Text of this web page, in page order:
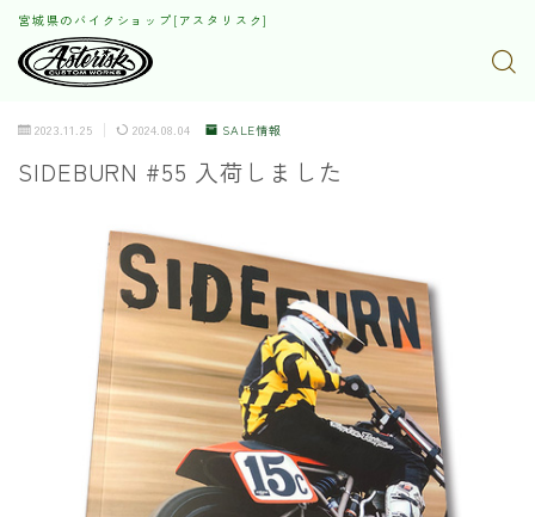
宮城県のバイクショップ[アスタリスク]
2023.11.25 2024.08.04 SALE情報
SIDEBURN #55 入荷しました